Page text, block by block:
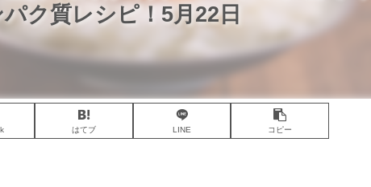
ク質レシピ！5月22日
はてブ LINE コピー